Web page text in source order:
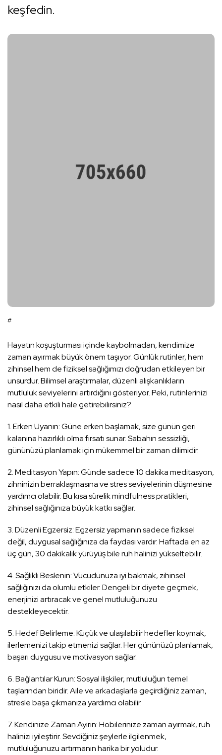
keşfedin.
#
Hayatın koşuşturması içinde kaybolmadan, kendimize
zaman ayırmak büyük önem taşıyor. Günlük rutinler, hem
zihinsel hem de fiziksel sağlığımızı doğrudan etkileyen bir
unsurdur. Bilimsel araştırmalar, düzenli alışkanlıkların
mutluluk seviyelerini artırdığını gösteriyor. Peki, rutinlerinizi
nasıl daha etkili hale getirebilirsiniz?
1. Erken Uyanın: Güne erken başlamak, size günün geri
kalanına hazırlıklı olma fırsatı sunar. Sabahın sessizliği,
gününüzü planlamak için mükemmel bir zaman dilimidir.
2. Meditasyon Yapın: Günde sadece 10 dakika meditasyon,
zihninizin berraklaşmasına ve stres seviyelerinin düşmesine
yardımcı olabilir. Bu kısa sürelik mindfulness pratikleri,
zihinsel sağlığınıza büyük katkı sağlar.
3. Düzenli Egzersiz: Egzersiz yapmanın sadece fiziksel
değil, duygusal sağlığınıza da faydası vardır. Haftada en az
üç gün, 30 dakikalık yürüyüş bile ruh halinizi yükseltebilir.
4. Sağlıklı Beslenin: Vücudunuza iyi bakmak, zihinsel
sağlığınızı da olumlu etkiler. Dengeli bir diyete geçmek,
enerjinizi artıracak ve genel mutluluğunuzu
destekleyecektir.
5. Hedef Belirleme: Küçük ve ulaşılabilir hedefler koymak,
ilerlemenizi takip etmenizi sağlar. Her gününüzü planlamak,
başarı duygusu ve motivasyon sağlar.
6. Bağlantılar Kurun: Sosyal ilişkiler, mutluluğun temel
taşlarından biridir. Aile ve arkadaşlarla geçirdiğiniz zaman,
stresle başa çıkmanıza yardımcı olabilir.
7. Kendinize Zaman Ayırın: Hobilerinize zaman ayırmak, ruh
halinizi iyileştirir. Sevdiğiniz şeylerle ilgilenmek,
mutluluğunuzu artırmanın harika bir yoludur.